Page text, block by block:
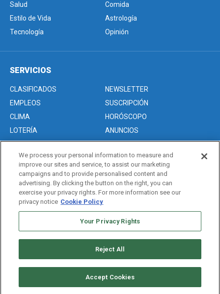
Salud
Comida
Estilo de Vida
Astrología
Tecnología
Opinión
SERVICIOS
CLASIFICADOS
NEWSLETTER
EMPLEOS
SUSCRIPCIÓN
CLIMA
HORÓSCOPO
LOTERÍA
ANUNCIOS
Acerca de nosotros
Advertise with Us/Anuncios
Politica de Privacidad
Editorial Guidelines
We process your personal information to measure and
improve our sites and service, to assist our marketing
campaigns and to provide personalised content and
advertising. By clicking the button on the right, you can
exercise your privacy rights. For more information see our
privacy notice Cookie Policy
Your Privacy Rights
Reject All
Accept Cookies